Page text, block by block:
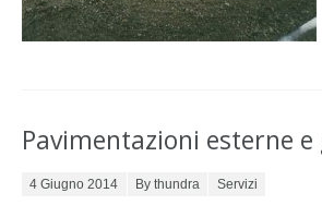
Pavimentazioni esterne
Posted on
4 Giugno 2014 By thundra Servizi